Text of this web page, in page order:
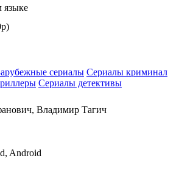
языке
сериалы Сериалы криминал
Сериалы детективы
Владимир Тагич
Android